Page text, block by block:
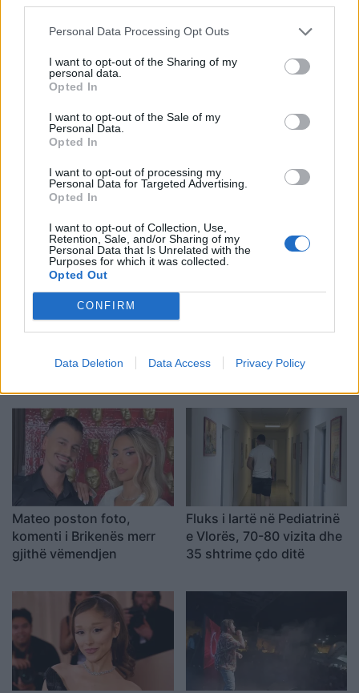
Personal Data Processing Opt Outs
I want to opt-out of the Sharing of my
personal data.
Opted In
I want to opt-out of the Sale of my
Personal Data.
Opted In
I want to opt-out of processing my
Personal Data for Targeted Advertising.
Opted In
I want to opt-out of Collection, Use,
Retention, Sale, and/or Sharing of my
Personal Data that Is Unrelated with the
Purposes for which it was collected.
Opted Out
CONFIRM
Data Deletion Data Access Privacy Policy
Don Xhoni i kthehet
ashpër një personi në
publik, çfarë ndodhi me
reperin?
moshën 81-vjeçare
mjeshtri i flamenkos, Pepe
Miri rrëfen si ka ndryshuar
daljes nga Big Brother
“A nuk po blen më
përgjigjet ndjekësit në
Mateo poston foto,
komenti i Brikenës merr
gjithë vëmendjen
Fluks i lartë në Pediatrinë
e Vlorës, 70-80 vizita dhe
35 shtrime çdo ditë